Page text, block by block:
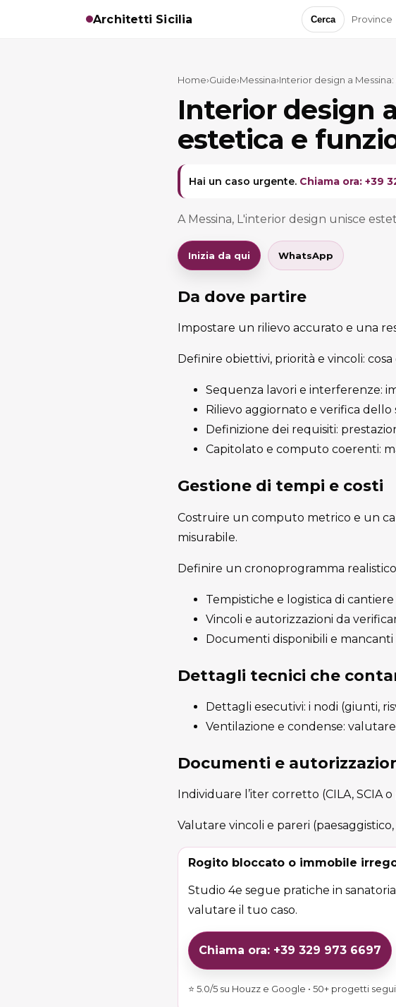
Architetti Sicilia Cerca Province
Home›Guide›Messina›Interior design a
Interior design
estetica e
Hai un caso urgente. Chiama ora: +39
A Messina, L'interior design unisce
Inizia da qui WhatsApp
Da dove partire
Impostare un rilievo accurato e una
Definire obiettivi, priorità e vincoli:
Sequenza lavori e interferenze:
Rilievo aggiornato e verifica
Definizione dei requisiti:
Capitolato e computo coerenti:
Gestione di tempi e costi
Costruire un computo metrico e un
misurabile.
Definire un cronoprogramma
Tempistiche e logistica di cantiere
Vincoli e autorizzazioni da
Documenti disponibili e mancanti
Dettagli tecnici che
Dettagli esecutivi: i nodi (giunti,
Ventilazione e condense:
Documenti e
Individuare l’iter corretto (CILA, SCIA
Valutare vincoli e pareri
Rogito bloccato o immobile
Studio 4e segue pratiche in
valutare il tuo caso.
Chiama ora: +39 329 973 6697
⭐ 5.0/5 su Houzz e Google • 50+ progetti